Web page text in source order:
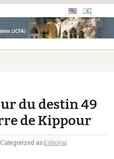
du destin 49
de Kippour
as Editorial